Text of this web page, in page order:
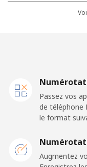
⁦5.5¢⁩
⁦6.9¢⁩
Ligne fixe
Passez vos
de téléphone
le format
Augmentez